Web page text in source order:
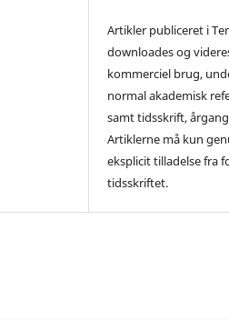
Artikler publiceret i
downloades og
kommerciel brug,
normal akademisk
samt tidsskrift,
Artiklerne må kun
eksplicit tilladelse fra
tidsskriftet.